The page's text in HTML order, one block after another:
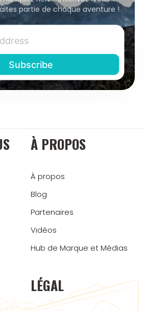
partie de chaque aventure !
À PROPOS
À propos
Blog
Partenaires
Vidéos
Hub de Marque et Médias
LÉGAL